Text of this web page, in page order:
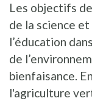
Les objectifs
de la science
l’éducation
de
bienfaisance.
l'agriculture